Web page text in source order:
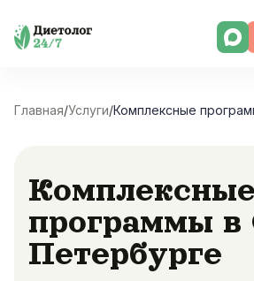
Skip
Главная/Услуги/Комплексные
Комплексные
программы в
Петербурге